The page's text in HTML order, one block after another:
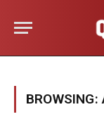
BROWSING: